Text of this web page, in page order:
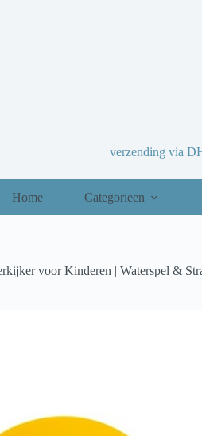
verzending via
Home Categorieen
voor Kinderen | Waterspel &